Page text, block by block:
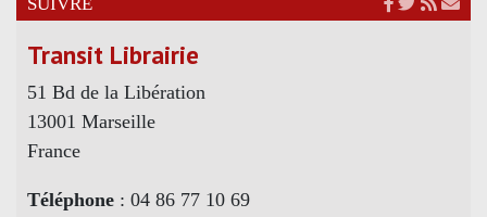
Transit Librairie
51 Bd de la Libération
13001 Marseille
France
Téléphone : 04 86 77 10 69